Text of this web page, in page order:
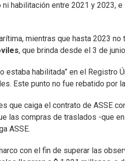
habilitación entre 2021 y 2023,
mientras que hasta 2023 no
, que brinda desde el 3 de
estaba habilitada” en el Registro
Este punto no fue rebatido por
caiga el contrato de ASSE
las compras de traslados -que
ASSE.
con el fin de superar las